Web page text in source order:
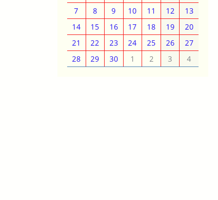
7
8 9 10 11 12
13
14
15 16 17 18 19
20
21
22 23 24 25 26
27
28
29 30 1 2 3 4